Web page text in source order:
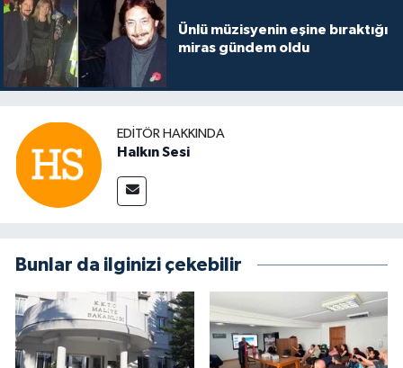
Ünlü müzisyenin eşine bıraktığı
miras gündem oldu
EDITÖR HAKKINDA
Halkın Sesi
Bunlar da ilginizi çekebilir